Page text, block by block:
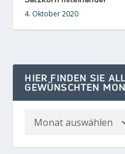
4. Oktober 2020
HIER FINDEN SIE
GEWÜNSCHTEN